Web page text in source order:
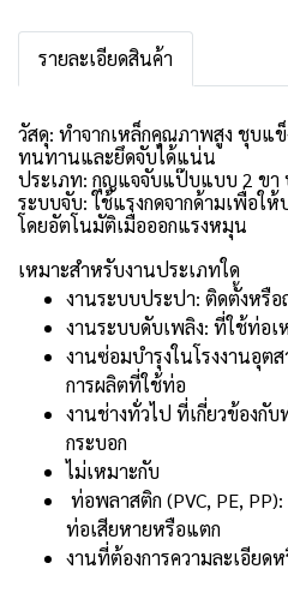
รายละเอียดสินค้า
วัสดุ: ทำจากเหล็กคุณภาพสูง ชุบแ
ทนทานและยึดจับได้แน่น
ประเภท: กุญแจจับแป๊บแบบ 2 ขา
ระบบจับ: ใช้แรงกดจากด้ามเพื่อใ
โดยอัตโนมัติเมื่อออกแรงหมุน
เหมาะสำหรับงานประเภทใด
งานระบบประปา: ติดตั้งหรื
งานระบบดับเพลิง: ที่ใช้ท่อ
งานซ่อมบำรุงในโรงงานอุต
การผลิตที่ใช้ท่อ
งานช่างทั่วไป ที่เกี่ยวข้องกั
กระบอก
ไม่เหมาะกับ
ท่อพลาสติก (PVC, PE,
ท่อเสียหายหรือแตก
งานที่ต้องการความละเอียด